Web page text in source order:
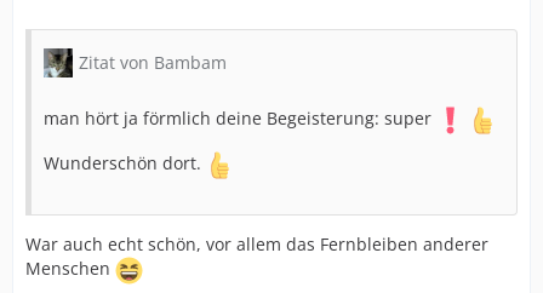
Zitat von Bambam
man hört ja förmlich deine Begeisterung: super
Wunderschön dort.
War auch echt schön, vor allem das Fernbleiben anderer
Menschen